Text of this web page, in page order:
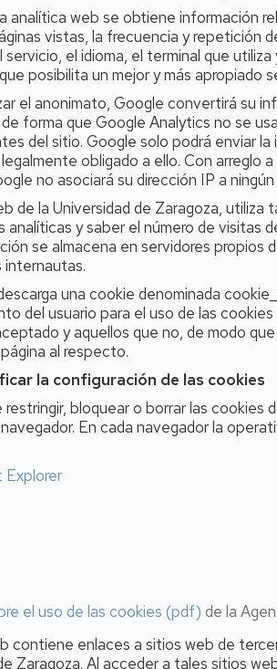
analítica web se obtiene información
vistas, la frecuencia y repetición
el idioma, el terminal que
posibilita un mejor y más apropiado
el anonimato, Google convertirá su
forma que Google Analytics no se
del sitio. Google solo podrá enviar
obligado a ello. Con arreglo
no asociará su dirección IP a
de la Universidad de Zaragoza,
analíticas y saber el número de visitas
se almacena en servidores propios
internautas.
una cookie denominada
del usuario para el uso de las
y aquellos que no, de modo
al respecto.
la configuración de las cookies
bloquear o borrar las cookies
En cada navegador la
el uso de las cookies (pdf) de la
contiene enlaces a sitios web de
Zaragoza. Al acceder a tales sitios